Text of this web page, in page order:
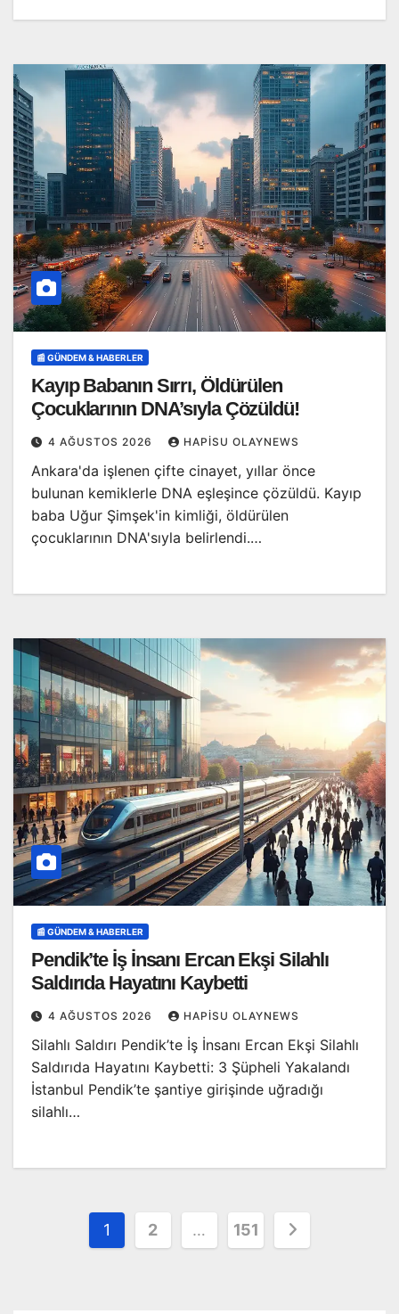
📰 GÜNDEM & HABERLER
Kayıp Babanın Sırrı, Öldürülen
Çocuklarının DNA’sıyla Çözüldü!
4 AĞUSTOS 2026 HAPISU OLAYNEWS
Ankara'da işlenen çifte cinayet, yıllar önce
bulunan kemiklerle DNA eşleşince çözüldü. Kayıp
baba Uğur Şimşek'in kimliği, öldürülen
çocuklarının DNA'sıyla belirlendi.…
📰 GÜNDEM & HABERLER
Pendik’te İş İnsanı Ercan Ekşi Silahlı
Saldırıda Hayatını Kaybetti
4 AĞUSTOS 2026 HAPISU OLAYNEWS
Silahlı Saldırı Pendik’te İş İnsanı Ercan Ekşi Silahlı
Saldırıda Hayatını Kaybetti: 3 Şüpheli Yakalandı
İstanbul Pendik’te şantiye girişinde uğradığı
silahlı…
Yazı
1 2 … 151